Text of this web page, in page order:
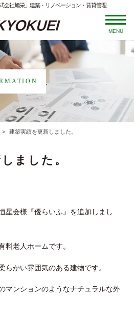
会社旭栄」建築・リノベーション・賃貸管理
MENU
建築実績を更新しました。
ました。
星会様『優らいふ』を追加しまし
料老人ホームです。
らかい雰囲気のある建物です。
マンションのようなナチュラルな外